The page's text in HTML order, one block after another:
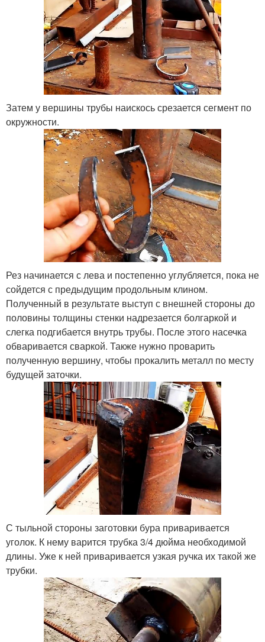
Затем у вершины трубы наискось срезается сегмент по
окружности.
Рез начинается с лева и постепенно углубляется, пока не
сойдется с предыдущим продольным клином.
Полученный в результате выступ с внешней стороны до
половины толщины стенки надрезается болгаркой и
слегка подгибается внутрь трубы. После этого насечка
обваривается сваркой. Также нужно проварить
полученную вершину, чтобы прокалить металл по месту
будущей заточки.
С тыльной стороны заготовки бура приваривается
уголок. К нему варится трубка 3/4 дюйма необходимой
длины. Уже к ней приваривается узкая ручка их такой же
трубки.